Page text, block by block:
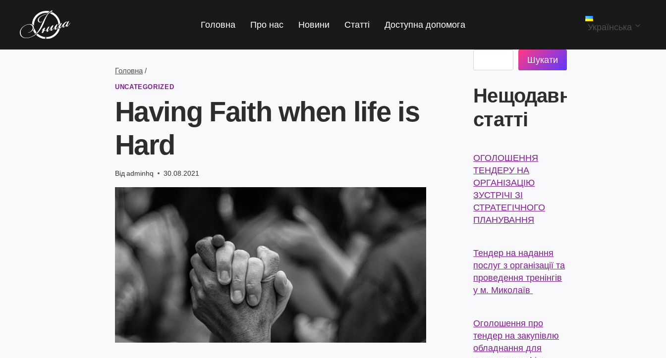
вмісту
Головна Про нас Новини Статті Доступна допомога Українська
Головна /
UNCATEGORIZED
Having Faith when life is
Hard
Від adminhq 30.08.2021
Шукати
Нещодавні
статті
ОГОЛОШЕННЯ
ТЕНДЕРУ НА
ОРГАНІЗАЦІЮ
ЗУСТРІЧІ ЗІ
СТРАТЕГІЧНОГО
ПЛАНУВАННЯ
Тендер на надання
послуг з організації та
проведення тренінгів
у м. Миколаїв
Оголошення про
тендер на закупівлю
обладнання для